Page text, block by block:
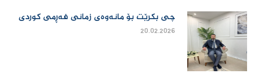
چی بكرێت بۆ مانەوەی زمانی فەڕمی كوردی
20.02.2026